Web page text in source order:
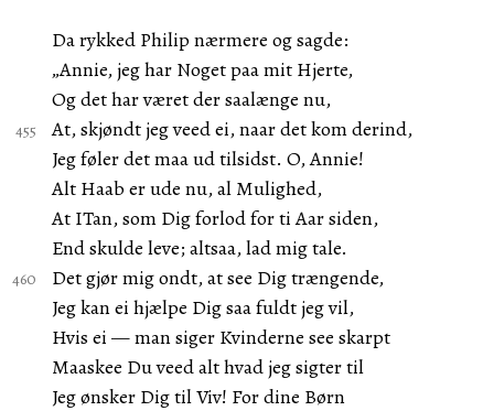
Da rykked Philip nærmere og sagde:
„Annie, jeg har Noget paa mit Hjerte,
Og det har været der saalænge nu,
At, skjøndt jeg veed ei, naar det kom derind,
Jeg føler det maa ud tilsidst. O, Annie!
Alt Haab er ude nu, al Mulighed,
At ITan, som Dig forlod for ti Aar siden,
End skulde leve; altsaa, lad mig tale.
Det gjør mig ondt, at see Dig trængende,
Jeg kan ei hjælpe Dig saa fuldt jeg vil,
Hvis ei — man siger Kvinderne see skarpt
Maaskee Du veed alt hvad jeg sigter til
Jeg ønsker Dig til Viv! For dine Børn